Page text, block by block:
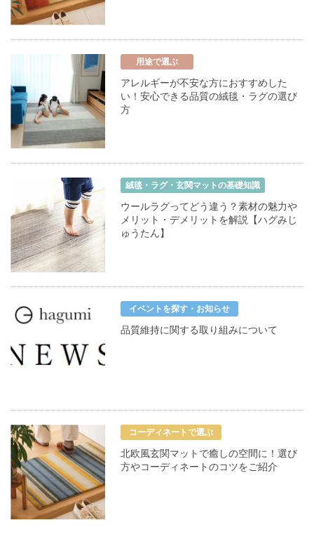
用途で選ぶ
アレルギーが不安な方におすすめした
い！安心できる品質の絨毯・ラグの選び
方
絨毯・ラグ・玄関マットの基礎知識
ウールラグってどう違う？素材の魅力や
メリット・デメリットを解説【ハグみじ
ゅうたん】
イベントを探す・お知らせ
品質維持に関する取り組みについて
コーディネートで選ぶ
北欧風玄関マットで癒しの空間に！選び
方やコーディネートのコツをご紹介